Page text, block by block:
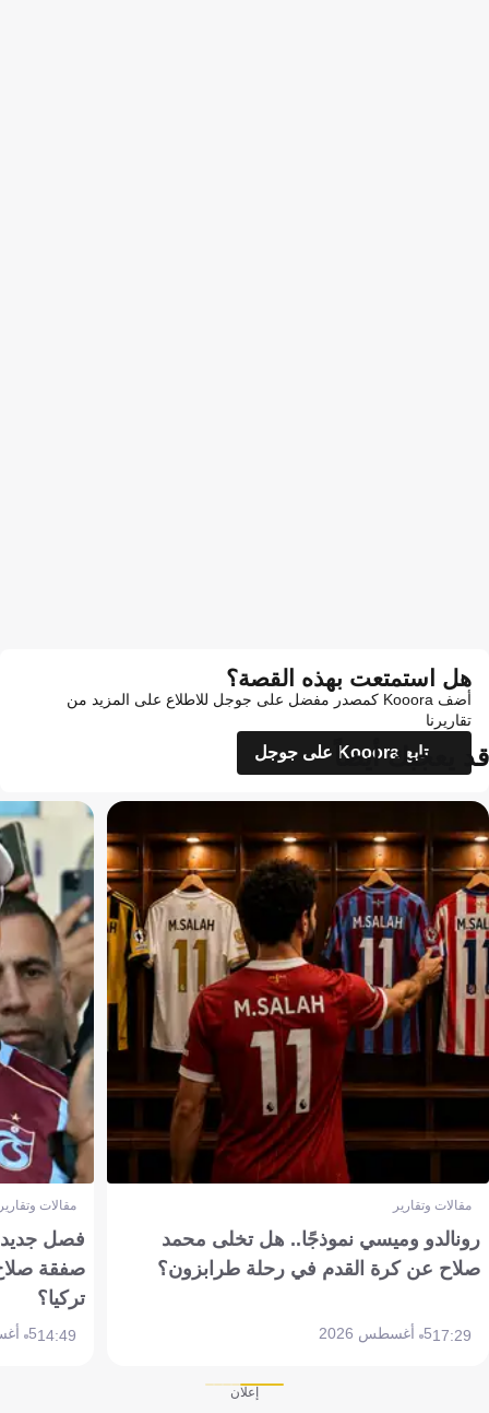
هل استمتعت بهذه القصة؟
أضف Kooora كمصدر مفضل على جوجل للاطلاع على المزيد من
تقاريرنا
تابع Kooora على جوجل
قد يعجبك أيضاً
مقالات وتقارير
رونالدو وميسي نموذجًا.. هل تخلى محمد
صلاح عن كرة القدم في رحلة طرابزون؟
17:295 أغسطس 2026
مقالات
فصل جديد
صفقة
تركيا؟
14:495 أغسطس 2026
إعلان